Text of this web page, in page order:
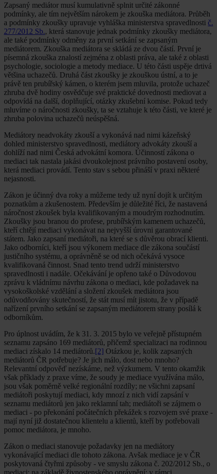
Zapsaný mediátor musí kumulativně splnit určité zákonné
podmínky, ale tím největším nárokem je zkouška mediátora. Průběh
a podmínky zkoušky upravuje vyhláška ministerstva spravedlnosti č.
277/2012 Sb., která stanovuje jednak podmínky zkoušky mediátora,
ale také podmínky odměny za první setkání se zapsaným
mediátorem. Zkouška mediátora se skládá ze dvou částí. První je
písemná zkouška znalostí zejména z oblasti práva, ale také z oblasti
psychologie, sociologie a metody mediace. U této části uspěje drtivá
většina uchazečů. Druhá část zkoušky je zkouškou ústní, a to je
právě ten prubířský kámen, o kterém jsem mluvila, protože uchazeč
zhruba dvě hodiny osvědčuje své praktické dovednosti mediovat a
odpovídá na další, doplňující, otázky zkušební komise. Pokud tedy
mluvíme o náročnosti zkoušky, ta se vztahuje k této části, ve které je
zhruba polovina uchazečů neúspěšná.
Mediátory neadvokáty zkouší a vykonává nad nimi kázeňský
dohled ministerstvo spravedlnosti, mediátory advokáty zkouší a
dohlíží nad nimi Česká advokátní komora. Účinností zákona o
mediaci tak nastala jakási dvoukolejnost právního postavení osoby,
která mediaci provádí. Tento stav s sebou přináší v praxi některé
nejasnosti.
Zákon je účinný dva roky a můžeme tedy už nyní dojít k určitým
poznatkům a zkušenostem. Především je důležité říci, že nastavená
náročnost zkoušek byla kvalifikovaným a moudrým rozhodnutím.
Zkoušky jsou branou do profese, prubířským kamenem uchazečů,
kteří chtějí mediaci vykonávat na nejvyšší úrovni garantované
státem. Jako zapsaní mediátoři, na které se s důvěrou obrací klienti.
Jako odborníci, kteří jsou výkonem mediace dle zákona součástí
justičního systému, a oprávněně se od nich očekává vysoce
kvalifikovaná činnost. Snad tento trend udrží ministerstvo
spravedlnosti i nadále. Očekávání je opřeno také o Důvodovou
zprávu k vládnímu návrhu zákona o mediaci, kde požadavek na
vysokoškolské vzdělání a složení zkoušek mediátora jsou
odůvodňovány skutečností, že stát musí mít jistotu, že v případě
nařízení prvního setkání se zapsaným mediátorem strany posílá k
odborníkům.
Pro úplnost uvádím, že k 31. 3. 2015 bylo ve veřejně přístupném
seznamu zapsáno 169 mediátorů, přičemž specializaci na rodinnou
mediaci získalo 14 mediátorů.[2] Otázkou je, kolik zapsaných
mediátorů ČR potřebuje? Je jich málo, dost nebo mnoho?
Relevantní odpověď nezískáme, než výzkumem. V tento okamžik
však příklady z praxe víme, že soudy je mediace využívána málo,
jsou však poměrně velké regionální rozdíly; ne všichni zapsaní
mediátoři poskytují mediaci, kdy mnozí z nich vidí zapsání v
seznamu mediátorů jen jako reklamní tah; mediátoři se zájmem o
mediaci - po překonání počátečních překážek s rozvojem své praxe -
mají nyní již dostatečnou klientelu a klientů, kteří by potřebovali
pomoc mediátora, je mnoho.
Zákon o mediaci stanovuje požadavky jen na mediátory
vykonávající mediaci dle tohoto zákona. Avšak mediace je v ČR
poskytovaná čtyřmi způsoby - ve smyslu zákona č. 202/2012 Sb., o
mediaci; na základě živnostenského oprávnění; v rámci